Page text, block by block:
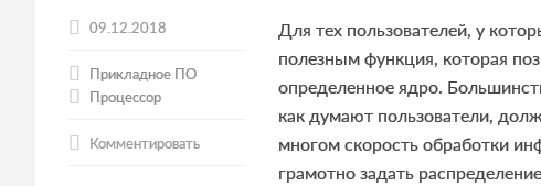
09.12.2018
Прикладное ПО
Процессор
Комментировать
Для тех пользователей, у
полезным функция, которая
определенное ядро.
как думают пользователи,
многом скорость обработки
грамотно задать